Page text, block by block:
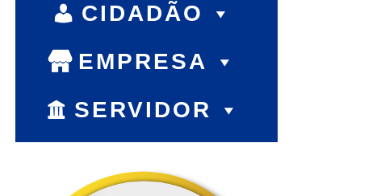
CIDADÃO
EMPRESA
SERVIDOR